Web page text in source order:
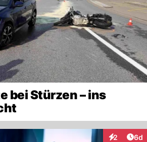
bei Stürzen – ins
2 6d